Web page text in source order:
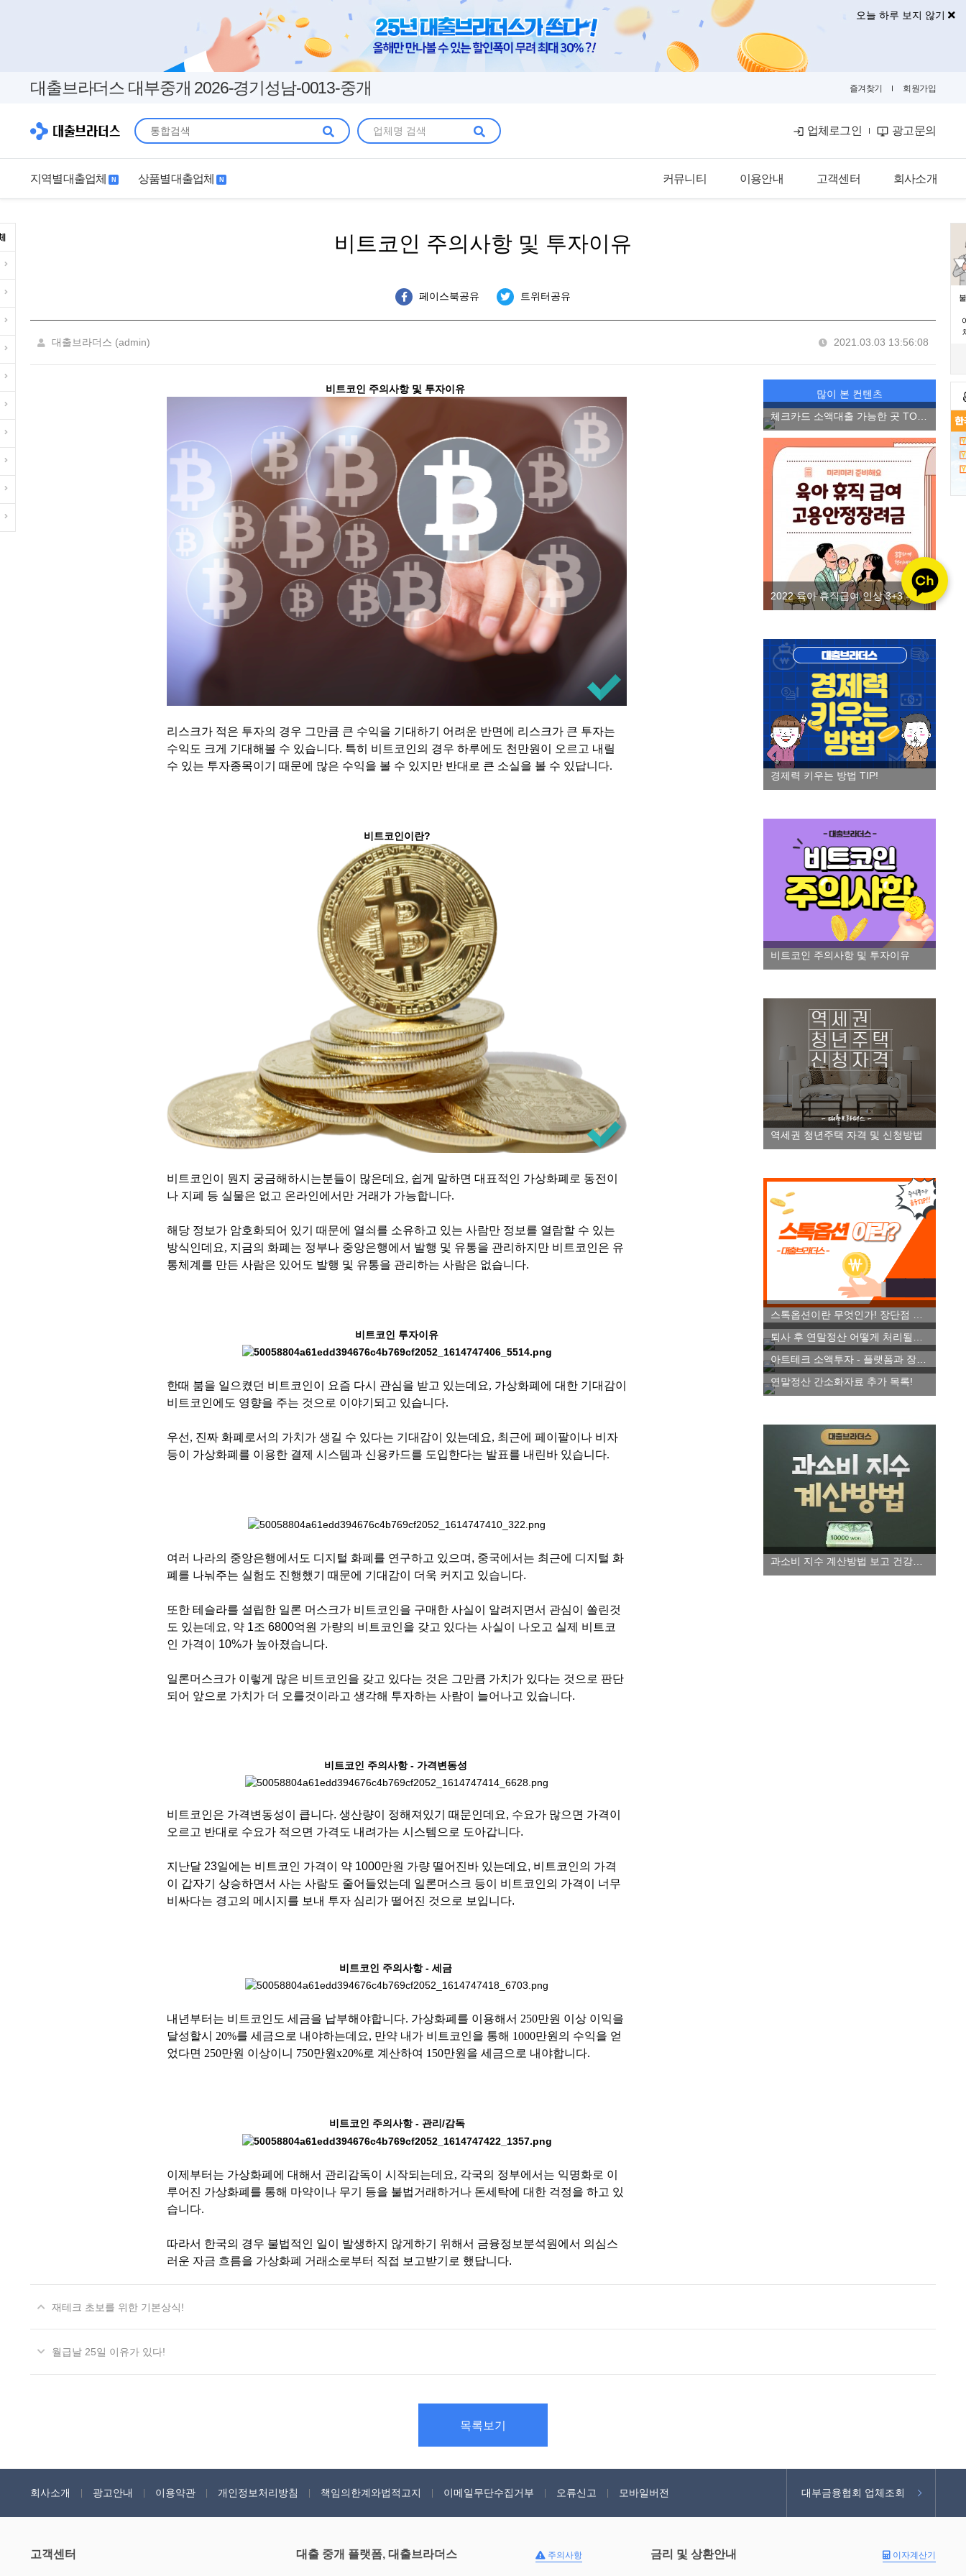
오늘 하루 보지 않기
대출브라더스 대부중개 2026-경기성남-0013-중개 즐겨찾기 회원가입
업체로그인 광고문의
지역별대출업체 N 상품별대출업체 N 커뮤니티 이용안내 고객센터 회사소개
비트코인 주의사항 및 투자이유
페이스북공유 트위터공유
대출브라더스 (admin) 2021.03.03 13:56:08
많이 본 컨텐츠
2022 육아 휴직급여 인상 3+3 부모 육아휴직제 고용안정장려금을 알아보자
경제력 키우는 방법 TIP!
비트코인 주의사항 및 투자이유
역세권 청년주택 자격 및 신청방법
연말정산 간소화자료 추가 목록!
비트코인 주의사항 및 투자이유
리스크가 적은 투자의 경우 그만큼 큰 수익을 기대하기 어려운 반면에 리스크가 큰 투자는
수익도 크게 기대해볼 수 있습니다. 특히 비트코인의 경우 하루에도 천만원이 오르고 내릴
수 있는 투자종목이기 때문에 많은 수익을 볼 수 있지만 반대로 큰 소실을 볼 수 있답니다.
비트코인이란?
비트코인이 뭔지 궁금해하시는분들이 많은데요, 쉽게 말하면 대표적인 가상화폐로 동전이
나 지폐 등 실물은 없고 온라인에서만 거래가 가능합니다.
해당 정보가 암호화되어 있기 때문에 열쇠를 소유하고 있는 사람만 정보를 열람할 수 있는
방식인데요, 지금의 화폐는 정부나 중앙은행에서 발행 및 유통을 관리하지만 비트코인은 유
통체계를 만든 사람은 있어도 발행 및 유통을 관리하는 사람은 없습니다.
비트코인 투자이유
한때 붐을 일으켰던 비트코인이 요즘 다시 관심을 받고 있는데요, 가상화폐에 대한 기대감이
비트코인에도 영향을 주는 것으로 이야기되고 있습니다.
우선, 진짜 화폐로서의 가치가 생길 수 있다는 기대감이 있는데요, 최근에 페이팔이나 비자
등이 가상화폐를 이용한 결제 시스템과 신용카드를 도입한다는 발표를 내린바 있습니다.
여러 나라의 중앙은행에서도 디지털 화폐를 연구하고 있으며, 중국에서는 최근에 디지털 화
폐를 나눠주는 실험도 진행했기 때문에 기대감이 더욱 커지고 있습니다.
또한 테슬라를 설립한 일론 머스크가 비트코인을 구매한 사실이 알려지면서 관심이 쏠린것
도 있는데요, 약 1조 6800억원 가량의 비트코인을 갖고 있다는 사실이 나오고 실제 비트코
인 가격이 10%가 높아졌습니다.
일론머스크가 이렇게 많은 비트코인을 갖고 있다는 것은 그만큼 가치가 있다는 것으로 판단
되어 앞으로 가치가 더 오를것이라고 생각해 투자하는 사람이 늘어나고 있습니다.
비트코인 주의사항 - 가격변동성
비트코인은 가격변동성이 큽니다. 생산량이 정해져있기 때문인데요, 수요가 많으면 가격이
오르고 반대로 수요가 적으면 가격도 내려가는 시스템으로 도아갑니다.
지난달 23일에는 비트코인 가격이 약 1000만원 가량 떨어진바 있는데요, 비트코인의 가격
이 갑자기 상승하면서 사는 사람도 줄어들었는데 일론머스크 등이 비트코인의 가격이 너무
비싸다는 경고의 메시지를 보내 투자 심리가 떨어진 것으로 보입니다.
비트코인 주의사항 - 세금
내년부터는 비트코인도 세금을 납부해야합니다. 가상화폐를 이용해서 250만원 이상 이익을
달성할시 20%를 세금으로 내야하는데요, 만약 내가 비트코인을 통해 1000만원의 수익을 얻
었다면 250만원 이상이니 750만원x20%로 계산하여 150만원을 세금으로 내야합니다.
비트코인 주의사항 - 관리/감독
이제부터는 가상화폐에 대해서 관리감독이 시작되는데요, 각국의 정부에서는 익명화로 이
루어진 가상화폐를 통해 마약이나 무기 등을 불법거래하거나 돈세탁에 대한 걱정을 하고 있
습니다.
따라서 한국의 경우 불법적인 일이 발생하지 않게하기 위해서 금융정보분석원에서 의심스
러운 자금 흐름을 가상화폐 거래소로부터 직접 보고받기로 했답니다.
재테크 초보를 위한 기본상식!
월급날 25일 이유가 있다!
목록보기
회사소개 광고안내 이용약관 개인정보처리방침 책임의한계와법적고지 이메일무단수집거부 오류신고 모바일버전 대부금융협회 업체조회
고객센터 대출 중개 플랫폼, 대출브라더스 주의사항 금리 및 상환안내 이자계산기